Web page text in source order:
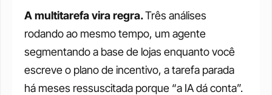
A multitarefa vira regra. Três análises
rodando ao mesmo tempo, um agente
segmentando a base de lojas enquanto você
escreve o plano de incentivo, a tarefa parada
há meses ressuscitada porque “a IA dá conta”.